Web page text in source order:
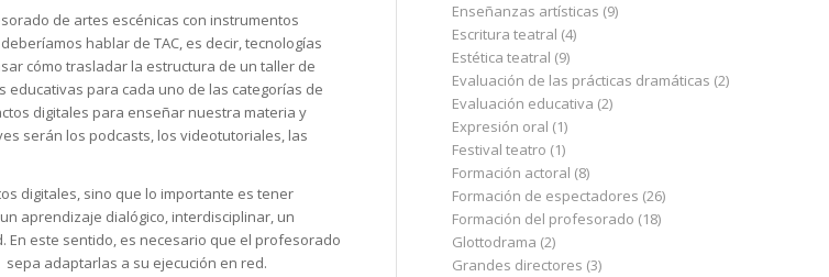
de artes escénicas con instrumentos
hablar de TAC, es decir, tecnologías
cómo trasladar la estructura de un taller de
para cada uno de las categorías de
digitales para enseñar nuestra materia y
serán los podcasts, los videotutoriales, las
digitales, sino que lo importante es tener
aprendizaje dialógico, interdisciplinar, un
En este sentido, es necesario que el profesorado
sepa adaptarlas a su ejecución en red.
Enseñanzas artísticas (9)
Escritura teatral (4)
Estética teatral (9)
Evaluación de las prácticas dramáticas (2)
Evaluación educativa (2)
Expresión oral (1)
Festival teatro (1)
Formación actoral (8)
Formación de espectadores (26)
Formación del profesorado (18)
Glottodrama (2)
Grandes directores (3)